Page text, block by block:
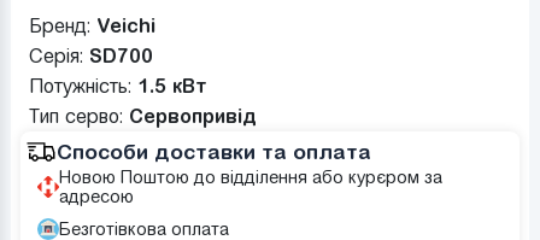
Бренд: Veichi
Серія: SD700
Потужність: 1.5 кВт
Тип серво: Сервопривід
Способи доставки та оплата
Новою Поштою до відділення або курєром за
адресою
Безготівкова оплата